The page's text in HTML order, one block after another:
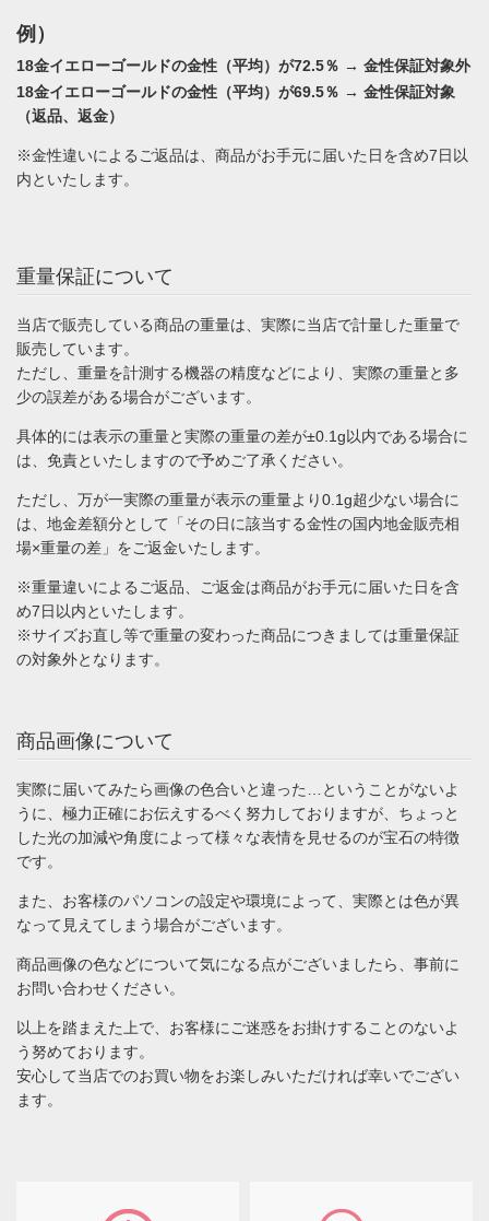
例）
18金イエローゴールドの金性（平均）が72.5％ → 金性保証対象外
18金イエローゴールドの金性（平均）が69.5％ → 金性保証対象
（返品、返金）
※金性違いによるご返品は、商品がお手元に届いた日を含め7日以
内といたします。
重量保証について
当店で販売している商品の重量は、実際に当店で計量した重量で
販売しています。
ただし、重量を計測する機器の精度などにより、実際の重量と多
少の誤差がある場合がございます。
具体的には表示の重量と実際の重量の差が±0.1g以内である場合に
は、免責といたしますので予めご了承ください。
ただし、万が一実際の重量が表示の重量より0.1g超少ない場合に
は、地金差額分として「その日に該当する金性の国内地金販売相
場×重量の差」をご返金いたします。
※重量違いによるご返品、ご返金は商品がお手元に届いた日を含
め7日以内といたします。
※サイズお直し等で重量の変わった商品につきましては重量保証
の対象外となります。
商品画像について
実際に届いてみたら画像の色合いと違った…ということがないよ
うに、極力正確にお伝えするべく努力しておりますが、ちょっと
した光の加減や角度によって様々な表情を見せるのが宝石の特徴
です。
また、お客様のパソコンの設定や環境によって、実際とは色が異
なって見えてしまう場合がございます。
商品画像の色などについて気になる点がございましたら、事前に
お問い合わせください。
以上を踏まえた上で、お客様にご迷惑をお掛けすることのないよ
う努めております。
安心して当店でのお買い物をお楽しみいただければ幸いでござい
ます。